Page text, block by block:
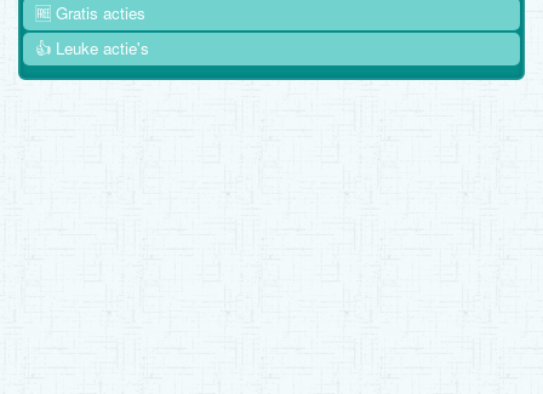
🆓 Gratis acties
👍 Leuke actie's